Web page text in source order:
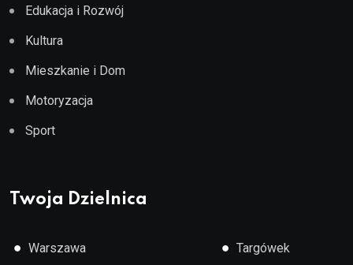
Edukacja i Rozwój
Kultura
Mieszkanie i Dom
Motoryzacja
Sport
Twoja Dzielnica
● Warszawa ● Targówek